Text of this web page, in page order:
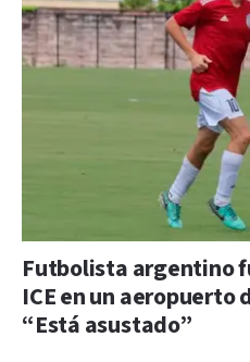
Futbolista argentino
ICE en un aeropuerto
“Está asustado”